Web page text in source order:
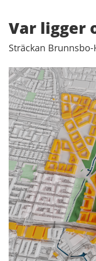
Var ligger
Sträckan